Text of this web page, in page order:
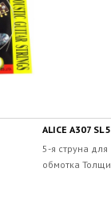
ALICE A307 SL 5
5-я струна
обмотка